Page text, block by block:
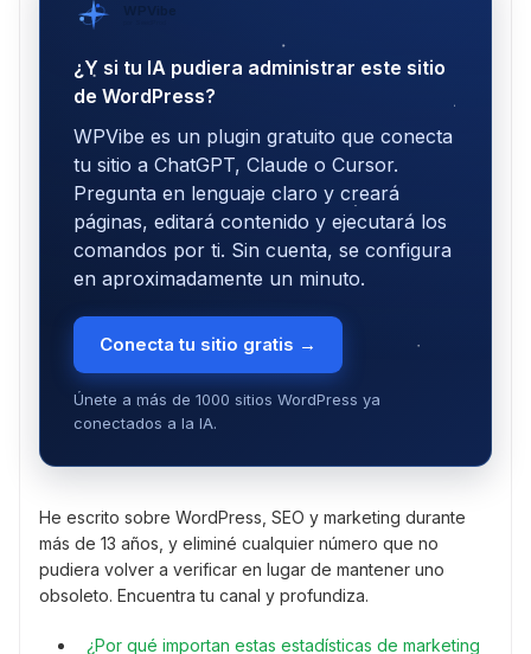
WPVibe
¿Y si tu IA pudiera administrar este sitio
de WordPress?
WPVibe es un plugin gratuito que conecta
tu sitio a ChatGPT, Claude o Cursor.
Pregunta en lenguaje claro y creará
páginas, editará contenido y ejecutará los
comandos por ti. Sin cuenta, se configura
en aproximadamente un minuto.
Conecta tu sitio gratis →
Únete a más de 1000 sitios WordPress ya
conectados a la IA.
He escrito sobre WordPress, SEO y marketing durante
más de 13 años, y eliminé cualquier número que no
pudiera volver a verificar en lugar de mantener uno
obsoleto. Encuentra tu canal y profundiza.
¿Por qué importan estas estadísticas de marketing